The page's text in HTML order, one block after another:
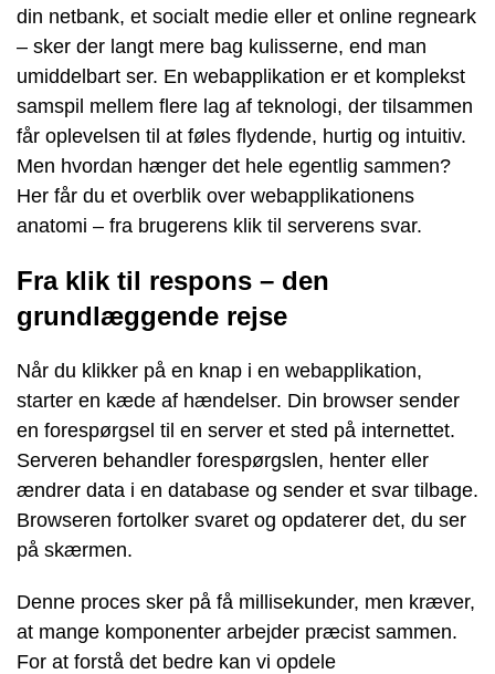
din netbank, et socialt medie eller et online regneark
– sker der langt mere bag kulisserne, end man
umiddelbart ser. En webapplikation er et komplekst
samspil mellem flere lag af teknologi, der tilsammen
får oplevelsen til at føles flydende, hurtig og intuitiv.
Men hvordan hænger det hele egentlig sammen?
Her får du et overblik over webapplikationens
anatomi – fra brugerens klik til serverens svar.
Fra klik til respons – den
grundlæggende rejse
Når du klikker på en knap i en webapplikation,
starter en kæde af hændelser. Din browser sender
en forespørgsel til en server et sted på internettet.
Serveren behandler forespørgslen, henter eller
ændrer data i en database og sender et svar tilbage.
Browseren fortolker svaret og opdaterer det, du ser
på skærmen.
Denne proces sker på få millisekunder, men kræver,
at mange komponenter arbejder præcist sammen.
For at forstå det bedre kan vi opdele